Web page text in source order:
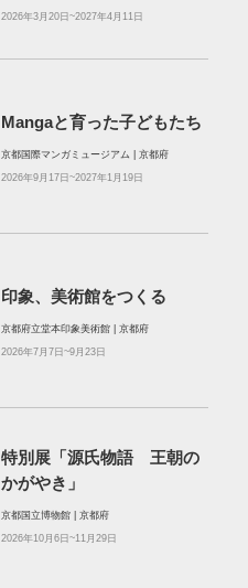
2026年3月20日~2027年4月11日
Mangaと育った子どもたち
京都国際マンガミュージアム | 京都府
2026年9月17日~2027年1月19日
印象、美術館をつくる
京都府立堂本印象美術館 | 京都府
2026年7月7日~9月23日
特別展「源氏物語 王朝の
かがやき」
京都国立博物館 | 京都府
2026年10月6日~11月29日